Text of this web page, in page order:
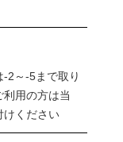
2～-5まで取り
利用の方は当
けください